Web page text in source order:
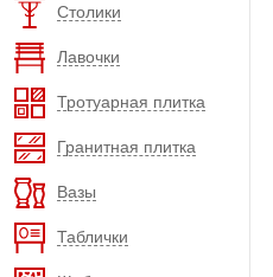
Столики
Лавочки
Тротуарная плитка
Гранитная плитка
Вазы
Таблички